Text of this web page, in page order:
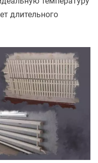
длительного